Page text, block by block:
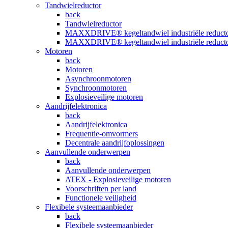
Tandwielreductor
back
Tandwielreductor
MAXXDRIVE® kegeltandwiel industriële
MAXXDRIVE® kegeltandwiel industriële
Motoren
back
Motoren
Asynchroonmotoren
Synchroonmotoren
Explosieveilige motoren
Aandrijfelektronica
back
Aandrijfelektronica
Frequentie-omvormers
Decentrale aandrijfoplossingen
Aanvullende onderwerpen
back
Aanvullende onderwerpen
ATEX - Explosieveilige motoren
Voorschriften per land
Functionele veiligheid
Flexibele systeemaanbieder
back
Flexibele systeemaanbieder